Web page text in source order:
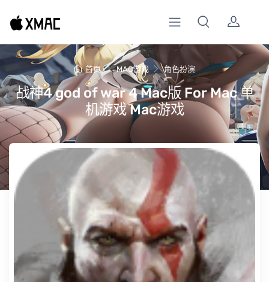
首页 MAC游戏 角色扮演
战神4 god of war 4 Mac版 For Mac 单
机游戏 Mac游戏